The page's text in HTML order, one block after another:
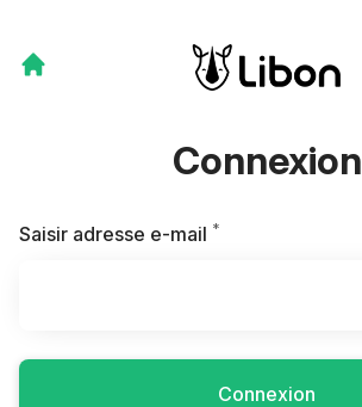
Connexion
Saisir adresse e-mail *
Connexion